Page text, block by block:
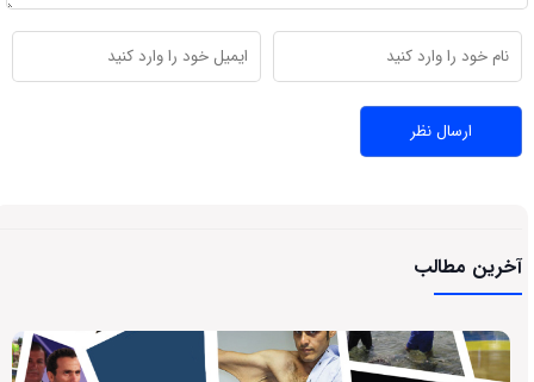
آخرین مطالب